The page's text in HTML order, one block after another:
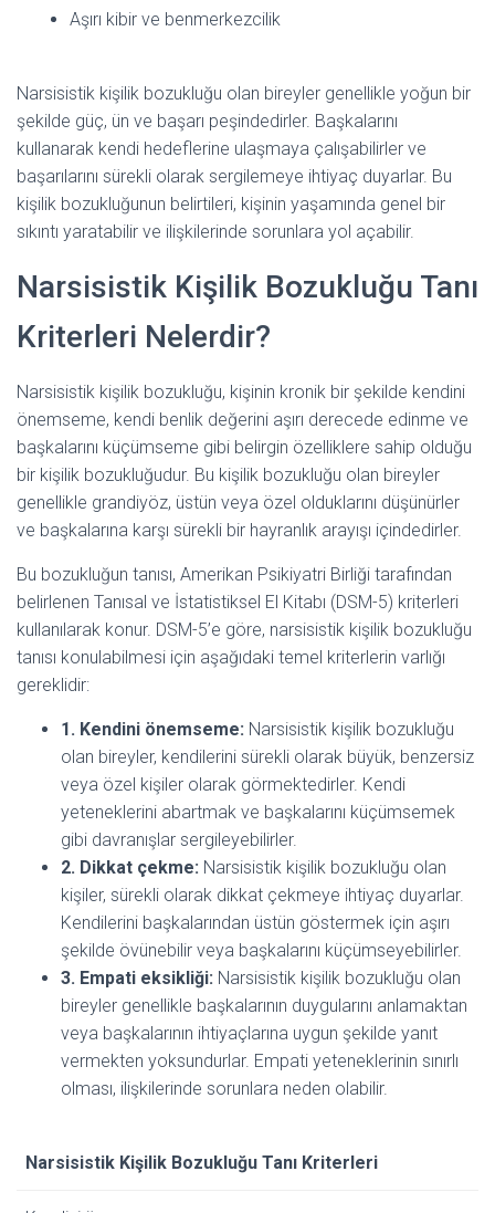
Aşırı kibir ve benmerkezcilik
Narsisistik kişilik bozukluğu olan bireyler genellikle yoğun bir
şekilde güç, ün ve başarı peşindedirler. Başkalarını
kullanarak kendi hedeflerine ulaşmaya çalışabilirler ve
başarılarını sürekli olarak sergilemeye ihtiyaç duyarlar. Bu
kişilik bozukluğunun belirtileri, kişinin yaşamında genel bir
sıkıntı yaratabilir ve ilişkilerinde sorunlara yol açabilir.
Narsisistik Kişilik Bozukluğu Tanı
Kriterleri Nelerdir?
Narsisistik kişilik bozukluğu, kişinin kronik bir şekilde kendini
önemseme, kendi benlik değerini aşırı derecede edinme ve
başkalarını küçümseme gibi belirgin özelliklere sahip olduğu
bir kişilik bozukluğudur. Bu kişilik bozukluğu olan bireyler
genellikle grandiyöz, üstün veya özel olduklarını düşünürler
ve başkalarına karşı sürekli bir hayranlık arayışı içindedirler.
Bu bozukluğun tanısı, Amerikan Psikiyatri Birliği tarafından
belirlenen Tanısal ve İstatistiksel El Kitabı (DSM-5) kriterleri
kullanılarak konur. DSM-5’e göre, narsisistik kişilik bozukluğu
tanısı konulabilmesi için aşağıdaki temel kriterlerin varlığı
gereklidir:
1. Kendini önemseme: Narsisistik kişilik bozukluğu
olan bireyler, kendilerini sürekli olarak büyük, benzersiz
veya özel kişiler olarak görmektedirler. Kendi
yeteneklerini abartmak ve başkalarını küçümsemek
gibi davranışlar sergileyebilirler.
2. Dikkat çekme: Narsisistik kişilik bozukluğu olan
kişiler, sürekli olarak dikkat çekmeye ihtiyaç duyarlar.
Kendilerini başkalarından üstün göstermek için aşırı
şekilde övünebilir veya başkalarını küçümseyebilirler.
3. Empati eksikliği: Narsisistik kişilik bozukluğu olan
bireyler genellikle başkalarının duygularını anlamaktan
veya başkalarının ihtiyaçlarına uygun şekilde yanıt
vermekten yoksundurlar. Empati yeteneklerinin sınırlı
olması, ilişkilerinde sorunlara neden olabilir.
Narsisistik Kişilik Bozukluğu Tanı Kriterleri